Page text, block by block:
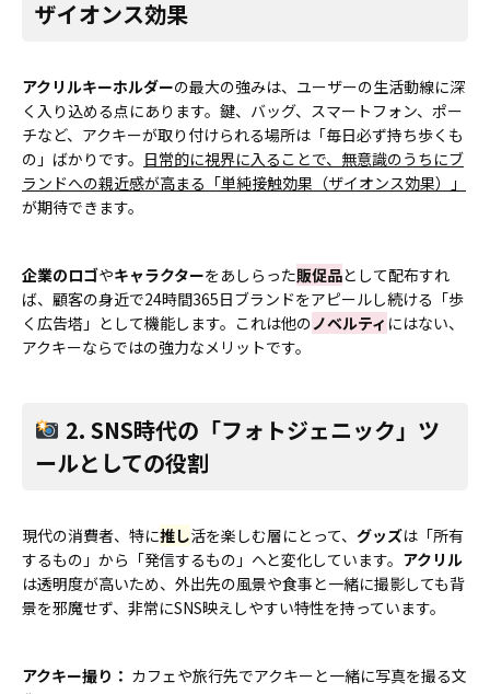
ザイオンス効果
アクリルキーホルダーの最大の強みは、ユーザーの生活動線に深
く入り込める点にあります。鍵、バッグ、スマートフォン、ポー
チなど、アクキーが取り付けられる場所は「毎日必ず持ち歩くも
の」ばかりです。 日常的に視界に入ることで、無意識のうちにブ
ランドへの親近感が高まる「単純接触効果（ザイオンス効果）」
が期待できます。
企業のロゴやキャラクターをあしらった販促品として配布すれ
ば、顧客の身近で24時間365日ブランドをアピールし続ける「歩
く広告塔」として機能します。これは他のノベルティ にはない、
アクキーならではの強力なメリットです。
2. SNS時代の「フォトジェニック」ツ
ールとしての役割
現代の消費者、特に推し活を楽しむ層にとって、 グッズは「所有
するもの」から「発信するもの」へと変化しています。 アクリル
は透明度が高いため、外出先の風景や食事と一緒に撮影しても背
景を邪魔せず、非常にSNS映えしやすい特性を持っています。
アクキー撮り： カフェや旅行先でアクキーと一緒に写真を撮る文